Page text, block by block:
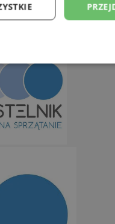
Bałtykiem w
Niesklasyfikowane
korzystanie z podstawowych